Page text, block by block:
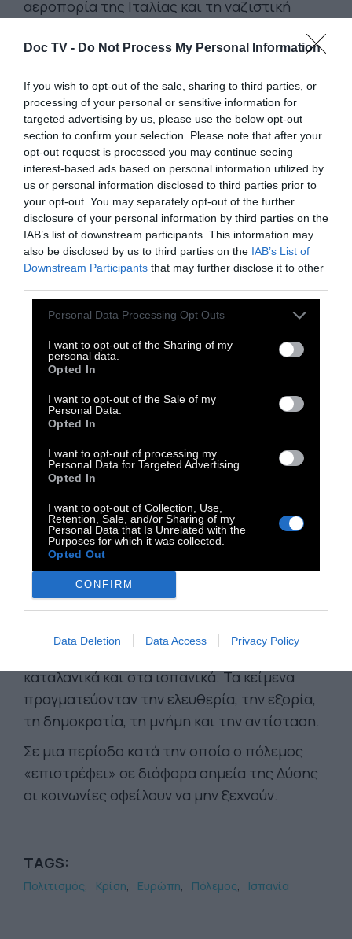
Doc TV - Do Not Process My Personal Information
If you wish to opt-out of the sale, sharing to third parties, or
processing of your personal or sensitive information for
targeted advertising by us, please use the below opt-out
section to confirm your selection. Please note that after your
opt-out request is processed you may continue seeing
interest-based ads based on personal information utilized by
us or personal information disclosed to third parties prior to
your opt-out. You may separately opt-out of the further
disclosure of your personal information by third parties on the
IAB’s list of downstream participants. This information may
also be disclosed by us to third parties on the IAB’s List of
Downstream Participants that may further disclose it to other
Personal Data Processing Opt Outs
I want to opt-out of the Sharing of my
personal data.
Opted In
I want to opt-out of the Sale of my
Personal Data.
Opted In
I want to opt-out of processing my
Personal Data for Targeted Advertising.
Opted In
I want to opt-out of Collection, Use,
Retention, Sale, and/or Sharing of my
Personal Data that Is Unrelated with the
Purposes for which it was collected.
Opted Out
CONFIRM
Data Deletion Data Access Privacy Policy
αεροπορία της Ιταλίας και τη ναζιστική
Φρανθίσκο Φράνκο.
Οι επιθέσεις άφησαν πίσω τους
περισσότερους από 2.700 νεκρούς αμάχους
και χιλιάδες τραυματίες, αποτελώντας μία
από τις πρώτες συστηματικές εκστρατείες
βομβαρδισμού αστικού πληθυσμού στην
Ευρώπη.
Η περιοχή της Plaça Nova και η γειτονική
Plaça Sant Felip Neri παραμένουν μέχρι
σήμερα σύμβολα αυτής της ιστορικής
μνήμης. Στους τοίχους της τελευταίας
διακρίνονται ακόμη τα σημάδια από τις
του 1938, σκοτώνοντας δεκάδες ανθρώπους,
ανάμεσά τους πολλά παιδιά.
Η Casagrande υλοποιεί το πρότζεκτ Poem
Bombing από το 2001, μεταφέροντάς το σε
πόλεις όπως η Δρέσδη, η Βαρσοβία, το
Γκέρνικα, το Ρότερνταμ, το Βερολίνο, το
σταθερή: να αντιστρέψει συμβολικά την
εικόνα του πολέμου, αντικαθιστώντας τις
βόμβες με ποιήματα και τον φόβο με τη
συλλογική μνήμη.
Στη Βαρκελώνη διανεμήθηκαν 100.000
ποιήματα από 100 ποιητές, 50 από τη Χιλή
καταλανικά και στα ισπανικά. Τα κείμενα
πραγματεύονταν την ελευθερία, την εξορία,
τη δημοκρατία, τη μνήμη και την αντίσταση.
Σε μια περίοδο κατά την οποία ο πόλεμος
«επιστρέφει» σε διάφορα σημεία της Δύσης
οι κοινωνίες οφείλουν να μην ξεχνούν.
TAGS:
Πολιτισμός Κρίση Ευρώπη Πόλεμος Ισπανία